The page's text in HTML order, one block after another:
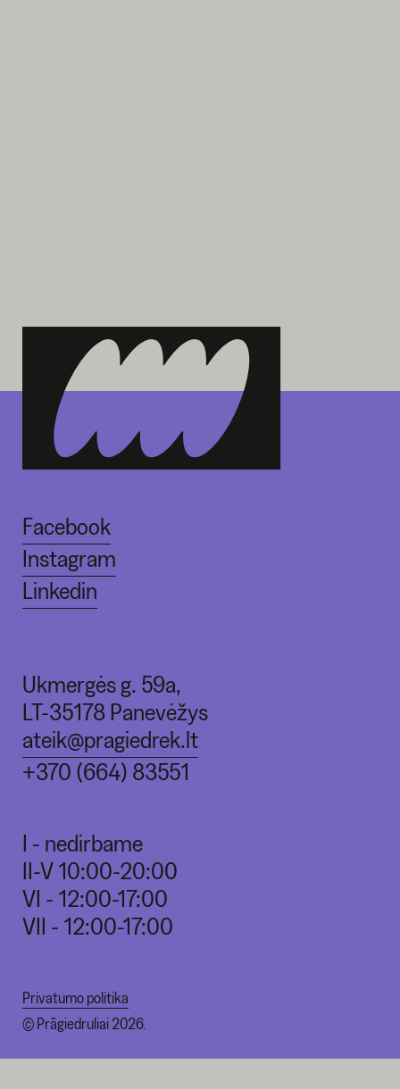
Facebook
Instagram
Linkedin
Ukmergės g. 59a,
LT-35178 Panevėžys
ateik@pragiedrek.lt
+370 (664) 83551
I - nedirbame
II-V 10:00-20:00
VI - 12:00-17:00
VII - 12:00-17:00
Privatumo politika
© Prãgiedruliai 2026.